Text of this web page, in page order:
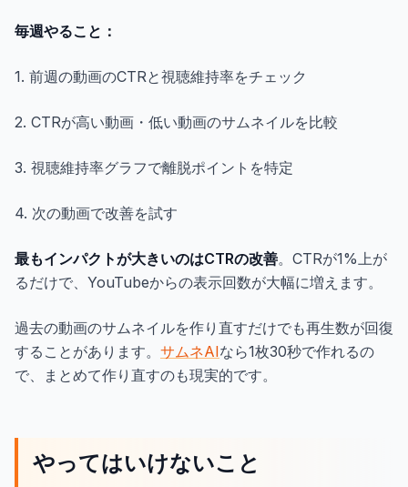
毎週やること：
1. 前週の動画のCTRと視聴維持率をチェック
2. CTRが高い動画・低い動画のサムネイルを比較
3. 視聴維持率グラフで離脱ポイントを特定
4. 次の動画で改善を試す
最もインパクトが大きいのはCTRの改善。CTRが1%上が
るだけで、YouTubeからの表示回数が大幅に増えます。
過去の動画のサムネイルを作り直すだけでも再生数が回復
することがあります。 サムネAIなら1枚30秒で作れるの
で、まとめて作り直すのも現実的です。
やってはいけないこと